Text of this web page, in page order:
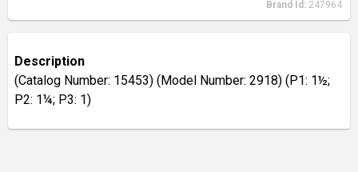
Brand Id: 247964
Description
(Catalog Number: 15453) (Model Number: 2918) (P1: 1½;
P2: 1¼; P3: 1)